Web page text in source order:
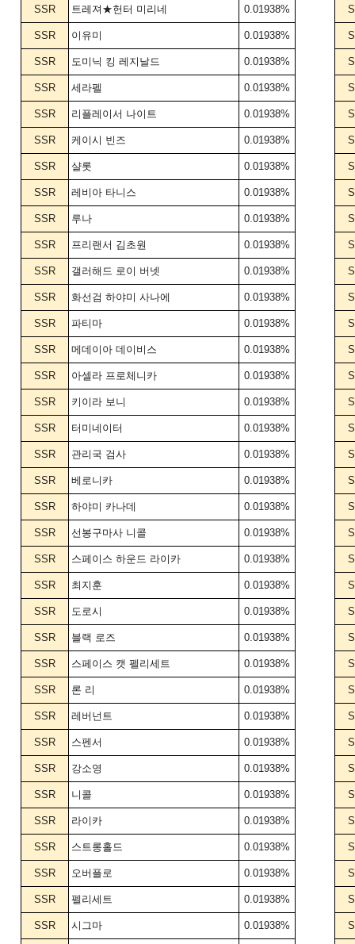
SSR 트레져★헌터 미리네 0.01938%
SSR 이유미 0.01938%
SSR 도미닉 킹 레지날드 0.01938%
SSR 세라펠 0.01938%
SSR 리플레이서 나이트 0.01938%
SSR 케이시 빈즈 0.01938%
SSR 샬롯 0.01938%
SSR 레비아 타니스 0.01938%
SSR 루나 0.01938%
SSR 프리랜서 김초원 0.01938%
SSR 갤러해드 로이 버넷 0.01938%
SSR 화선검 하야미 사나에 0.01938%
SSR 파티마 0.01938%
SSR 메데이아 데이비스 0.01938%
SSR 아셀라 프로체니카 0.01938%
SSR 키이라 보니 0.01938%
SSR 터미네이터 0.01938%
SSR 관리국 검사 0.01938%
SSR 베로니카 0.01938%
SSR 하야미 카나데 0.01938%
SSR 선봉구마사 니콜 0.01938%
SSR 스페이스 하운드 라이카 0.01938%
SSR 최지훈 0.01938%
SSR 도로시 0.01938%
SSR 블랙 로즈 0.01938%
SSR 스페이스 캣 펠리세트 0.01938%
SSR 론 리 0.01938%
SSR 레버넌트 0.01938%
SSR 스펜서 0.01938%
SSR 강소영 0.01938%
SSR 니콜 0.01938%
SSR 라이카 0.01938%
SSR 스트롱홀드 0.01938%
SSR 오버플로 0.01938%
SSR 펠리세트 0.01938%
SSR 시그마 0.01938%